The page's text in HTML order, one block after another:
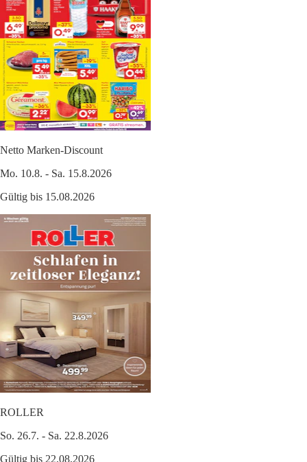
Netto Marken-Discount
Mo. 10.8. - Sa. 15.8.2026
Gültig bis 15.08.2026
ROLLER
So. 26.7. - Sa. 22.8.2026
Gültig bis 22.08.2026